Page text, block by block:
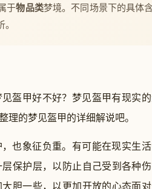
于物品类梦境。不同场景下的具体
盔甲好不好？梦见盔甲有现实
理的梦见盔甲的详细解说吧。
象征负重。有可能在现实生活
保护层，以防止自己受到各种
胆一些，以更加开放的心态面